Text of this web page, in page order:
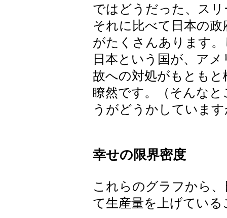
ではどうだった、ス
それに比べて日本の
がたくさんあります
日本という国が、ア
故への対処がもとも
瞭然です。（そんな
うがどうかしていま
幸せの限界密度
これらのグラフから
て生産量を上げてい